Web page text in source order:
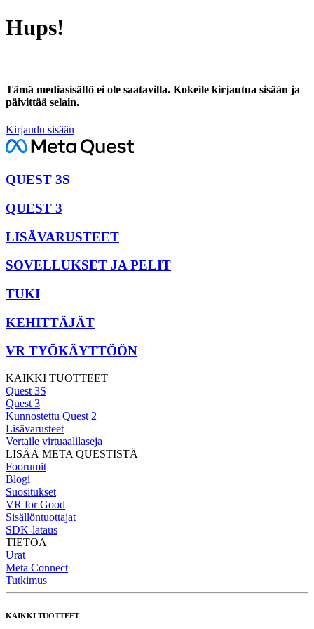
Hups!
Tämä mediasisältö ei ole saatavilla. Kokeile kirjautua sisään ja
päivittää selain.
Kirjaudu sisään
QUEST 3S
QUEST 3
LISÄVARUSTEET
SOVELLUKSET JA PELIT
TUKI
KEHITTÄJÄT
VR TYÖKÄYTTÖÖN
KAIKKI TUOTTEET
Quest 3S
Quest 3
Kunnostettu Quest 2
Lisävarusteet
Vertaile virtuaalilaseja
LISÄÄ META QUESTISTÄ
Foorumit
Blogi
Suositukset
VR for Good
Sisällöntuottajat
SDK-lataus
TIETOA
Urat
Meta Connect
Tutkimus
KAIKKI TUOTTEET